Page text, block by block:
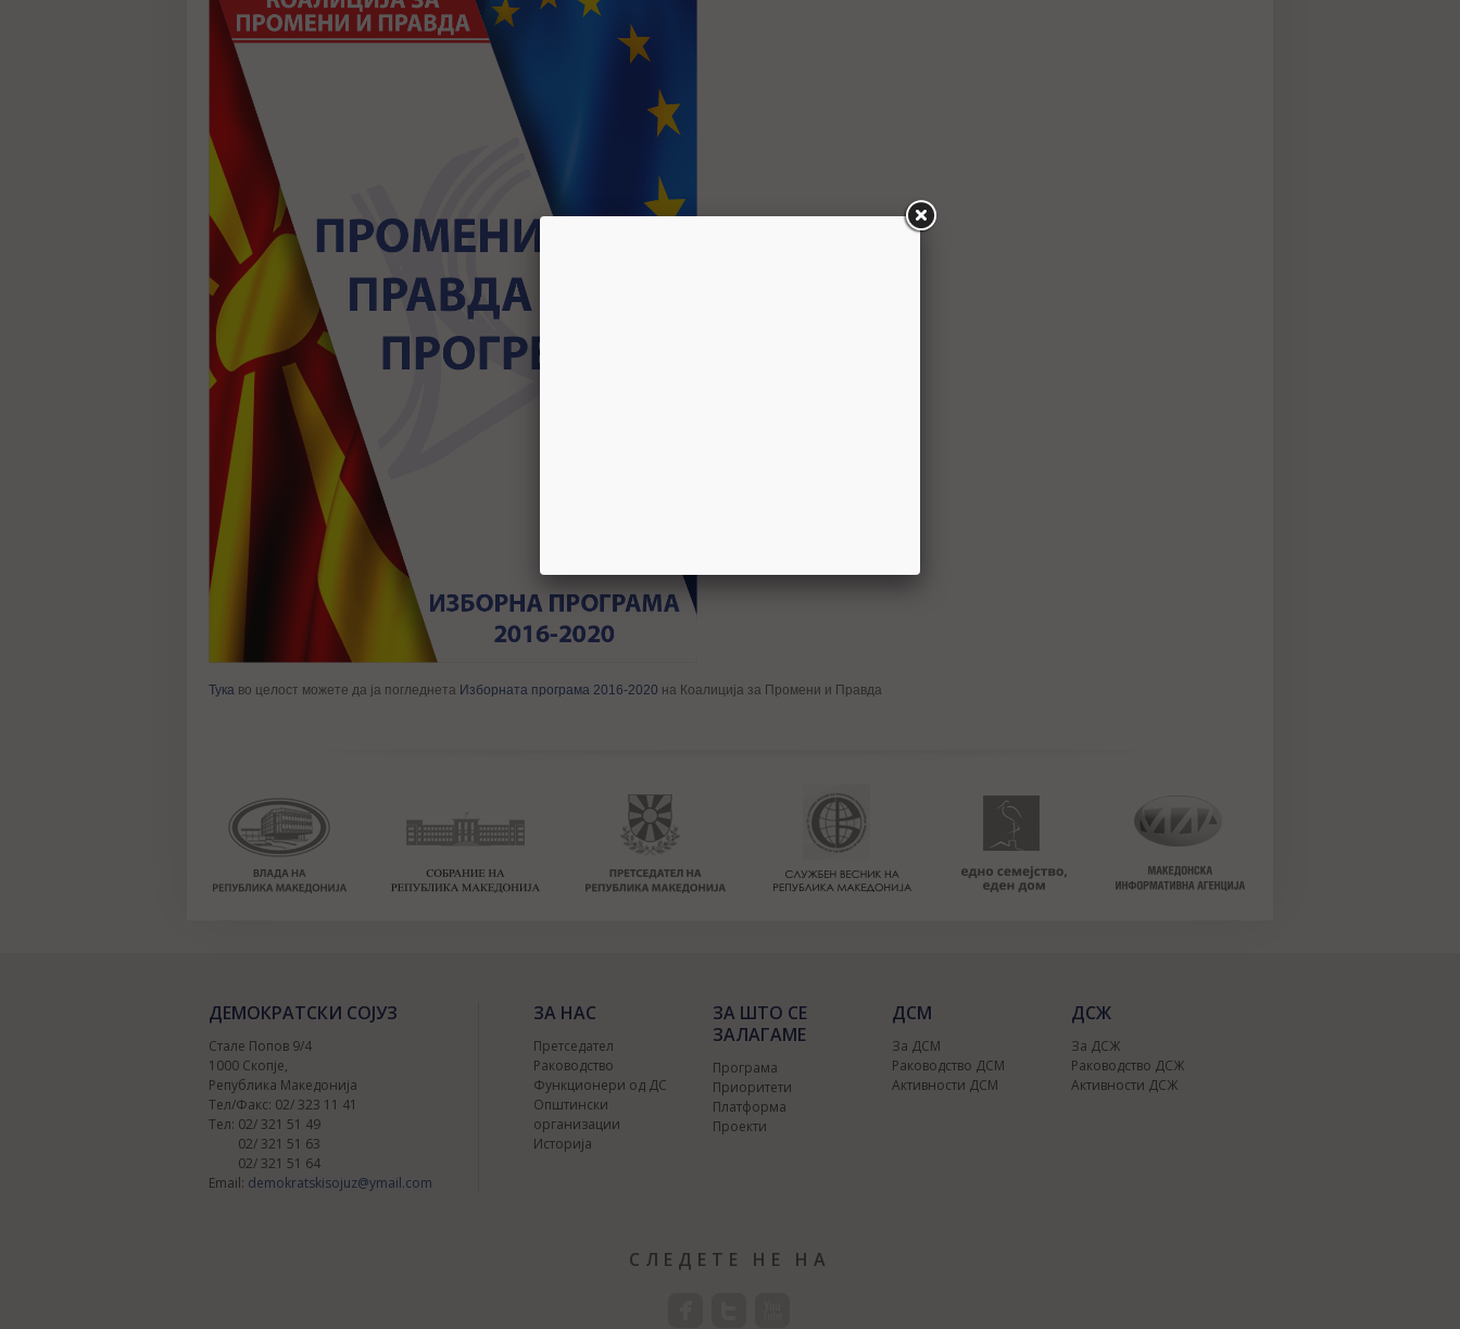
Тука во целост можете да ја погледнета Изборната програма 2016-2020 на Коалиција за Промени и Правда
ДЕМОКРАТСКИ СОЈУЗ
Стале Попов 9/4
1000 Скопје,
Република Македонија
Тел/Факс: 02/ 323 11 41
Тел: 02/ 321 51 49
02/ 321 51 63
02/ 321 51 64
Email: demokratskisojuz@ymail.com
ЗА НАС
Претседател
Раководство
Функционери од ДС
Општински
организации
Историја
ЗА ШТО СЕ
ЗАЛАГАМЕ
Програма
Приоритети
Платформа
Проекти
ДСМ
За ДСМ
Раководство ДСМ
Активности ДСМ
ДСЖ
За ДСЖ
Раководство ДСЖ
Активности ДСЖ
СЛЕДЕТЕ НЕ НА